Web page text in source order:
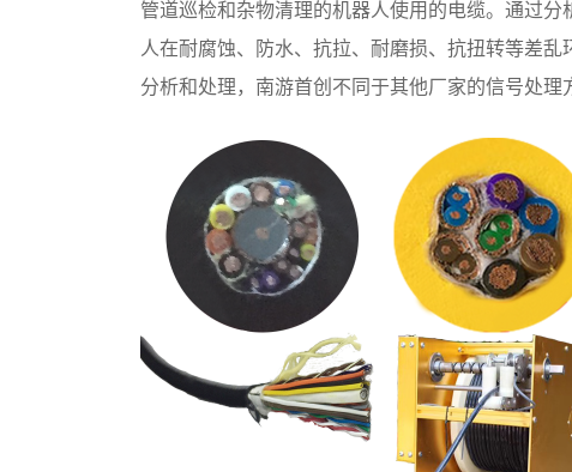
管道巡检和杂物清理的机器人使用的电缆。 通过分
人在耐腐蚀、防水、 抗拉、耐磨损、抗扭转等差乱
分析和处理，南游首创不同于其他厂家的信号处理